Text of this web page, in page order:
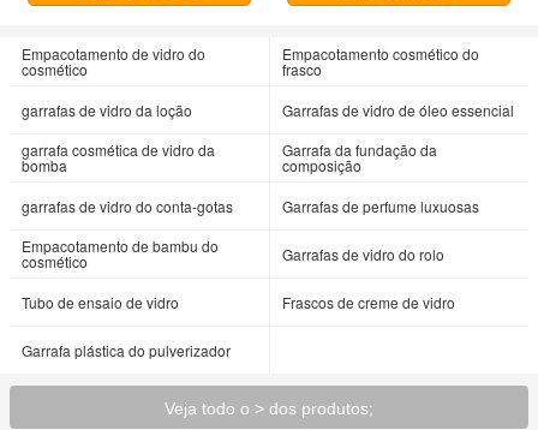
Empacotamento de vidro do
cosmético
Empacotamento cosmético do
frasco
garrafas de vidro da loção
Garrafas de vidro de óleo essencial
garrafa cosmética de vidro da
bomba
Garrafa da fundação da
composição
garrafas de vidro do conta-gotas
Garrafas de perfume luxuosas
Empacotamento de bambu do
cosmético Garrafas de vidro do rolo
Tubo de ensaio de vidro Frascos de creme de vidro
Garrafa plástica do pulverizador
Veja todo o > dos produtos;